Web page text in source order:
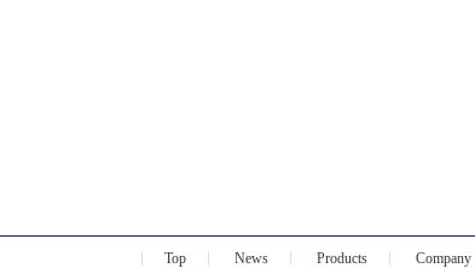
Top News Products Company